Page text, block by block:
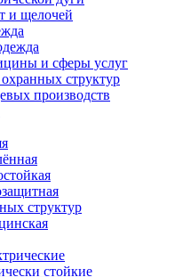
и щелочей
и сферы услуг
структур
производств
структур
стойкие